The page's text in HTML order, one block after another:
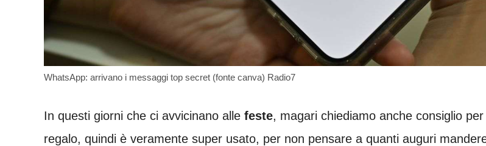
WhatsApp: arrivano i messaggi top secret (fonte canva) Radio7
In questi giorni che ci avvicinano alle feste, magari chiediamo anche consiglio per
regalo, quindi è veramente super usato, per non pensare a quanti auguri